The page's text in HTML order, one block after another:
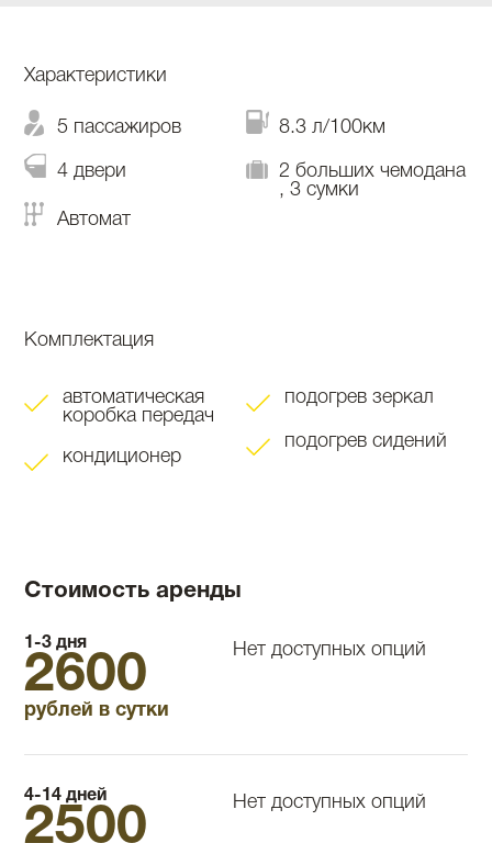
Характеристики
5 пассажиров 8.3 л/100км
4 двери
2 больших чемодана
, 3 сумки
Автомат
Комплектация
автоматическая
коробка передач
кондиционер
подогрев зеркал
подогрев сидений
Стоимость аренды
1-3 дня
2600
рублей в сутки
Нет доступных опций
4-14 дней
2500
Нет доступных опций